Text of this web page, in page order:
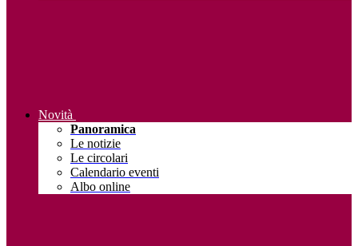
Novità
Panoramica
Le notizie
Le circolari
Calendario eventi
Albo online